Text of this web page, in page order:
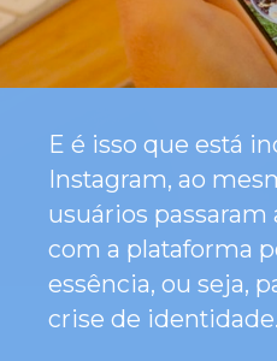
E é isso que está
Instagram, ao
usuários
com a plataforma
essência, ou seja,
crise de identidade.